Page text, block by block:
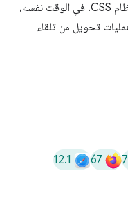
التحكّم في النماذج وأشرطة التمرير وألوان نظام CSS. في الوقت نفسه،
تحويل من تلقاء
67
12.1